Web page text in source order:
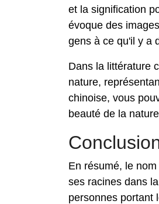
et la signification
évoque des
gens à ce qu'il y a
Dans la littérature
nature,
chinoise, vous
beauté de la
En résumé, le
ses racines dans
personnes portant